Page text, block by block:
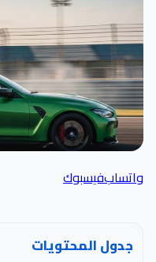
واتسابفيسبوك
جدول المحتويات